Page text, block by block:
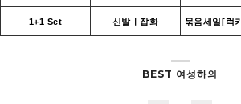
1+1 Set 신발ㅣ잡화 묶음세일[럭
BEST 여성하의